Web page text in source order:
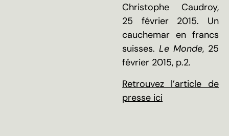
Christophe Caudroy,
25 février 2015. Un
cauchemar en francs
suisses.Le Monde, 25
février 2015, p.2.
Retrouvez l’article de
presse ici